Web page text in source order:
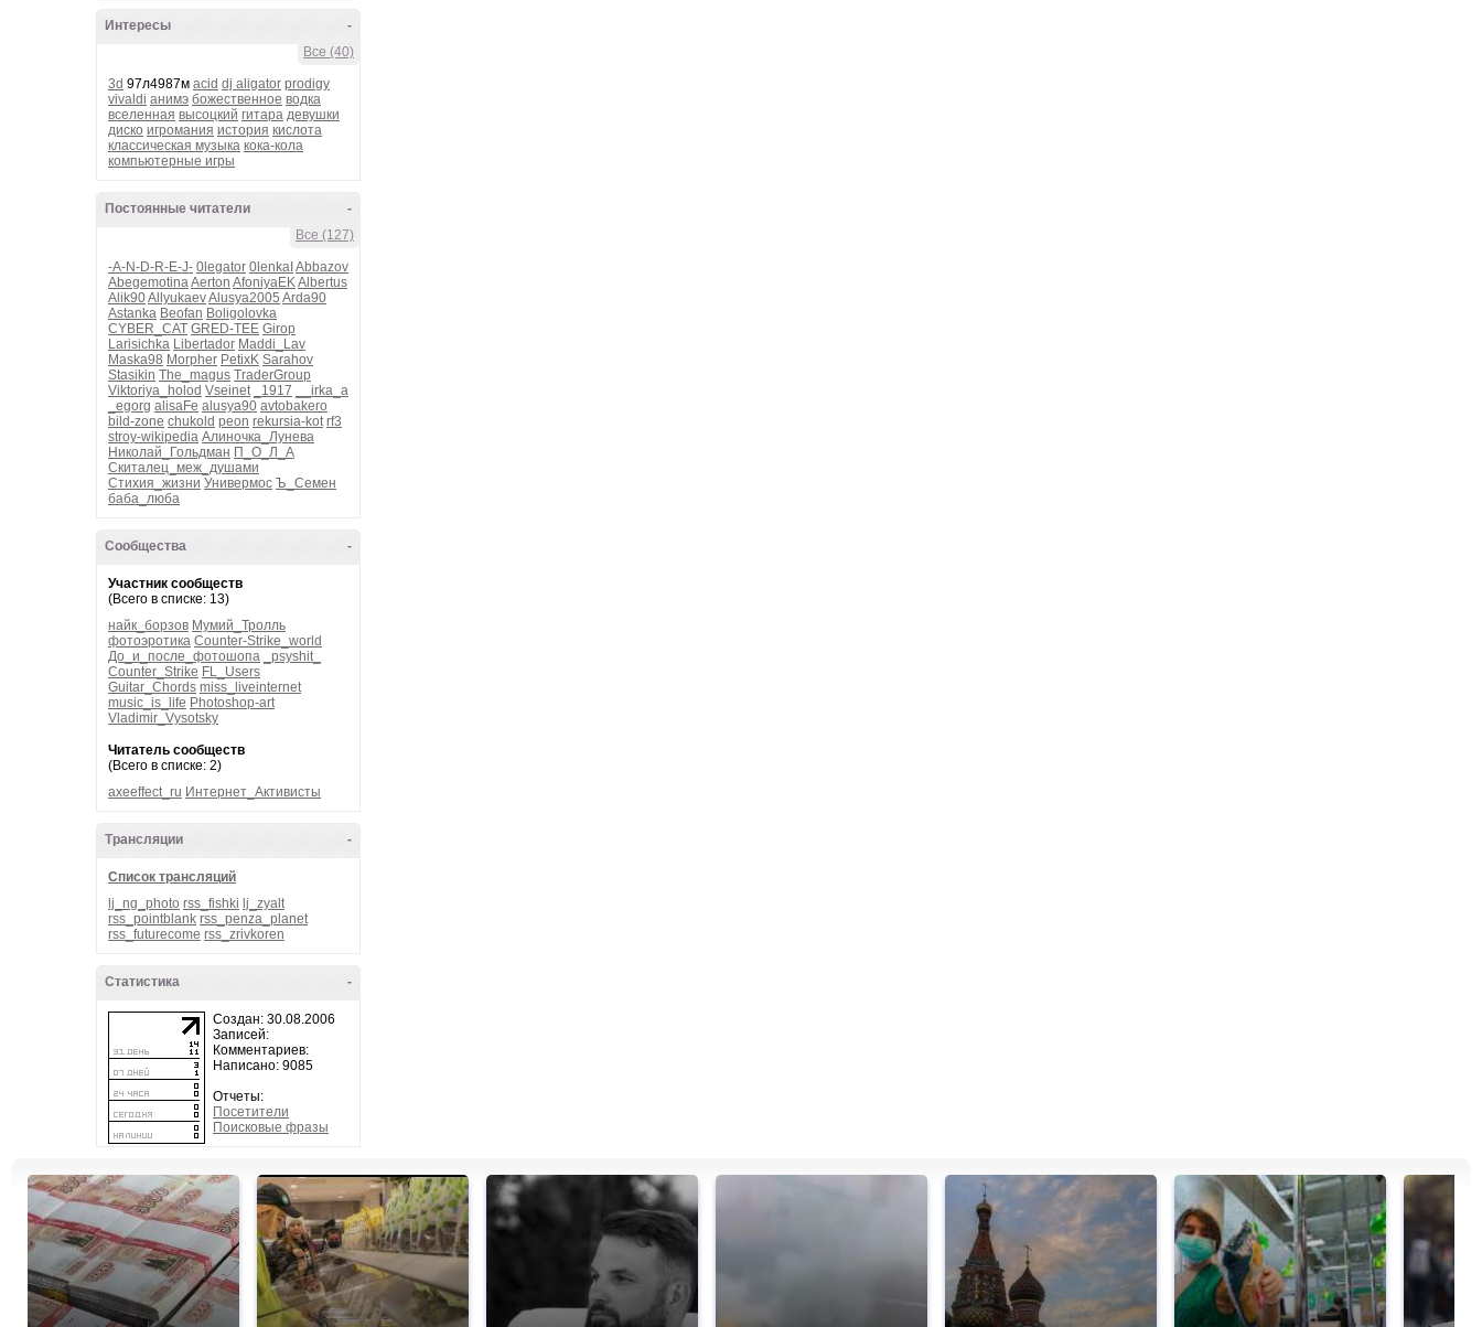
-
Интересы
Все (40)
3d 97л4987м acid dj aligator prodigy
vivaldi анимэ божественное водка
вселенная высоцкий гитара девушки
диско игромания история кислота
классическая музыка кока-кола
компьютерные игры
-
Постоянные читатели
Все (127)
-A-N-D-R-E-J- 0legator 0lenkaI Abbazov
AbegemotinaAerton AfoniyaEKAlbertus
Alik90AllyukaevAlusya2005 Arda90
Astanka Beofan Boligolovka
CYBER_CAT GRED-TEE Girop
Larisichka Libertador Maddi_Lav
Maska98 Morpher PetixK Sarahov
Stasikin The_magus TraderGroup
Viktoriya_holod Vseinet _1917
__irka_a
_egorg alisaFe alusya90 avtobakero
bild-zone chukold peon rekursia-kot rf3
stroy-wikipedia Алиночка_Лунева
Николай_Гольдман П_О_Л_А
Скиталец_меж_душами
Стихия_жизни Универмос Ъ_Семен
баба_люба
-
Сообщества
Участник сообществ
(Всего в списке: 13)
найк_борзов Мумий_Тролль
фотоэротика Counter-Strike_world
До_и_после_фотошопа
_psyshit_
Counter_Strike FL_Users
Guitar_Chords miss_liveinternet
music_is_life Photoshop-art
Vladimir_Vysotsky
Читатель сообществ
(Всего в списке: 2)
axeeffect_ru Интернет_Активисты
-
Трансляции
Список трансляций
lj_ng_photo rss_fishki lj_zyalt
rss_pointblank rss_penza_planet
rss_futurecome rss_zrivkoren
-
Статистика
Создан: 30.08.2006
Записей:
Комментариев:
Написано: 9085
Отчеты:
Посетители
Поисковые фразы